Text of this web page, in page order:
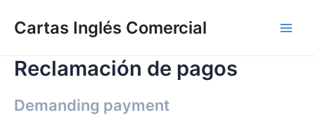
Cartas Inglés Comercial
Reclamación de pagos
Demanding payment